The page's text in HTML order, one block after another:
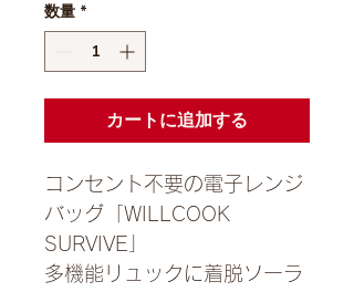
数量 *
カートに追加する
コンセント不要の電子レンジ
バッグ「WILLCOOK
SURVIVE」
多機能リュックに着脱ソーラ